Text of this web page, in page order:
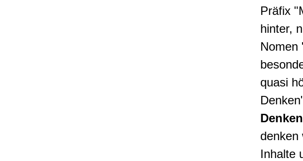
Präfix
hinter,
Nomen
quasi
Denken
denken
Inhalte